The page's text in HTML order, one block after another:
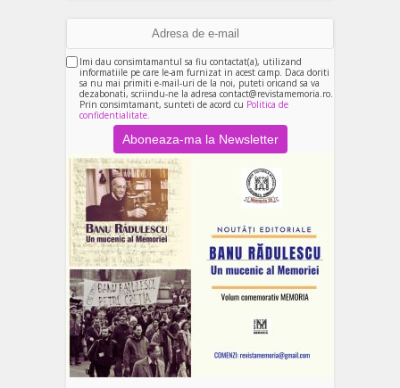
Imi dau consimtamantul sa fiu contactat(a), utilizand
informatiile pe care le-am furnizat in acest camp. Daca doriti
sa nu mai primiti e-mail-uri de la noi, puteti oricand sa va
dezabonati, scriindu-ne la adresa contact@revistamemoria.ro.
Prin consimtamant, sunteti de acord cu Politica de
confidentialitate.